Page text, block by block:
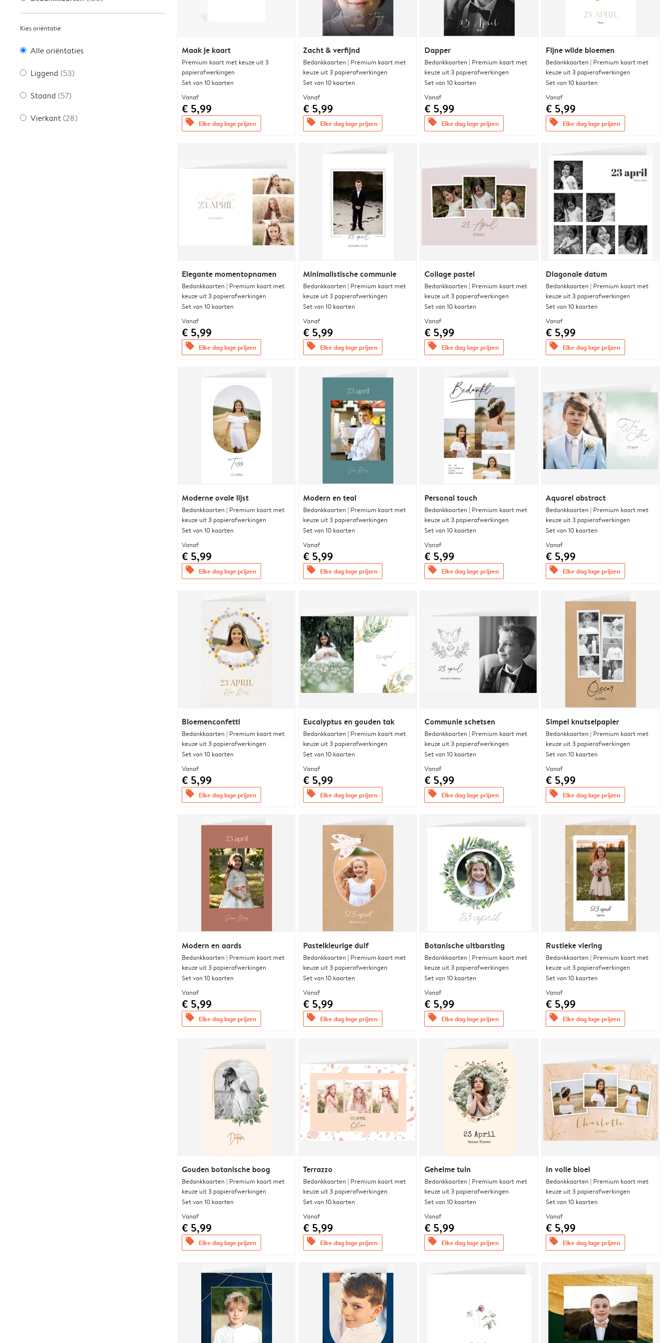
Kies oriëntatie
Alle oriëntaties
Liggend (53)
Staand (57)
Vierkant (28)
Maak je kaart
Premium kaart met keuze uit 3
papierafwerkingen
Set van 10 kaarten
Vanaf
€ 5,99
offers Elke dag lage prijzen
Zacht & verfijnd
Bedankkaarten | Premium kaart met
keuze uit 3 papierafwerkingen
Set van 10 kaarten
Vanaf
€ 5,99
offers Elke dag lage prijzen
Dapper
Bedankkaarten | Premium kaart met
keuze uit 3 papierafwerkingen
Set van 10 kaarten
Vanaf
€ 5,99
offers Elke dag lage prijzen
Fijne wilde bloemen
Bedankkaarten | Premium kaart met
keuze uit 3 papierafwerkingen
Set van 10 kaarten
Vanaf
€ 5,99
offers Elke dag lage prijzen
Elegante momentopnamen
Bedankkaarten | Premium kaart met
keuze uit 3 papierafwerkingen
Set van 10 kaarten
Vanaf
€ 5,99
offers Elke dag lage prijzen
Minimalistische communie
Bedankkaarten | Premium kaart met
keuze uit 3 papierafwerkingen
Set van 10 kaarten
Vanaf
€ 5,99
offers Elke dag lage prijzen
Collage pastel
Bedankkaarten | Premium kaart met
keuze uit 3 papierafwerkingen
Set van 10 kaarten
Vanaf
€ 5,99
offers Elke dag lage prijzen
Diagonale datum
Bedankkaarten | Premium kaart met
keuze uit 3 papierafwerkingen
Set van 10 kaarten
Vanaf
€ 5,99
offers Elke dag lage prijzen
Moderne ovale lijst
Bedankkaarten | Premium kaart met
keuze uit 3 papierafwerkingen
Set van 10 kaarten
Vanaf
€ 5,99
offers Elke dag lage prijzen
Modern en teal
Bedankkaarten | Premium kaart met
keuze uit 3 papierafwerkingen
Set van 10 kaarten
Vanaf
€ 5,99
offers Elke dag lage prijzen
Personal touch
Bedankkaarten | Premium kaart met
keuze uit 3 papierafwerkingen
Set van 10 kaarten
Vanaf
€ 5,99
offers Elke dag lage prijzen
Aquarel abstract
Bedankkaarten | Premium kaart met
keuze uit 3 papierafwerkingen
Set van 10 kaarten
Vanaf
€ 5,99
offers Elke dag lage prijzen
Bloemenconfetti
Bedankkaarten | Premium kaart met
keuze uit 3 papierafwerkingen
Set van 10 kaarten
Vanaf
€ 5,99
offers Elke dag lage prijzen
Eucalyptus en gouden tak
Bedankkaarten | Premium kaart met
keuze uit 3 papierafwerkingen
Set van 10 kaarten
Vanaf
€ 5,99
offers Elke dag lage prijzen
Communie schetsen
Bedankkaarten | Premium kaart met
keuze uit 3 papierafwerkingen
Set van 10 kaarten
Vanaf
€ 5,99
offers Elke dag lage prijzen
Simpel knutselpapier
Bedankkaarten | Premium kaart met
keuze uit 3 papierafwerkingen
Set van 10 kaarten
Vanaf
€ 5,99
offers Elke dag lage prijzen
Modern en aards
Bedankkaarten | Premium kaart met
keuze uit 3 papierafwerkingen
Set van 10 kaarten
Vanaf
€ 5,99
offers Elke dag lage prijzen
Pastelkleurige duif
Bedankkaarten | Premium kaart met
keuze uit 3 papierafwerkingen
Set van 10 kaarten
Vanaf
€ 5,99
offers Elke dag lage prijzen
Botanische uitbarsting
Bedankkaarten | Premium kaart met
keuze uit 3 papierafwerkingen
Set van 10 kaarten
Vanaf
€ 5,99
offers Elke dag lage prijzen
Rustieke viering
Bedankkaarten | Premium kaart met
keuze uit 3 papierafwerkingen
Set van 10 kaarten
Vanaf
€ 5,99
offers Elke dag lage prijzen
Gouden botanische boog
Bedankkaarten | Premium kaart met
keuze uit 3 papierafwerkingen
Set van 10 kaarten
Vanaf
€ 5,99
offers Elke dag lage prijzen
Terrazzo
Bedankkaarten | Premium kaart met
keuze uit 3 papierafwerkingen
Set van 10 kaarten
Vanaf
€ 5,99
offers Elke dag lage prijzen
Geheime tuin
Bedankkaarten | Premium kaart met
keuze uit 3 papierafwerkingen
Set van 10 kaarten
Vanaf
€ 5,99
offers Elke dag lage prijzen
In volle bloei
Bedankkaarten | Premium kaart met
keuze uit 3 papierafwerkingen
Set van 10 kaarten
Vanaf
€ 5,99
offers Elke dag lage prijzen